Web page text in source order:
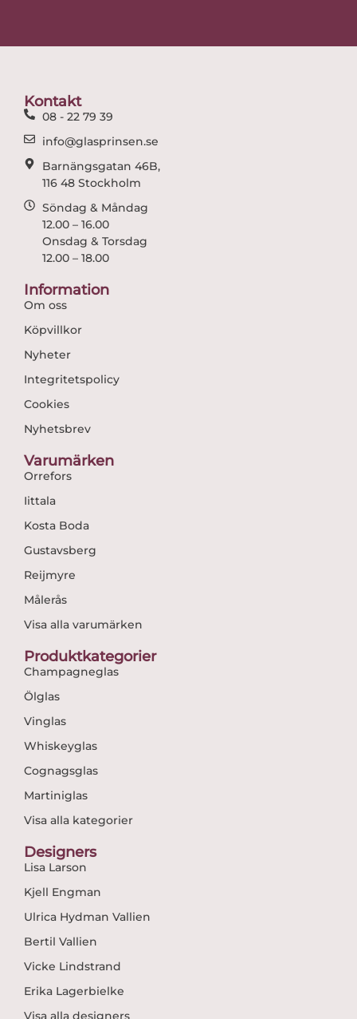
Kontakt
08 - 22 79 39
info@glasprinsen.se
Barnängsgatan 46B,
116 48 Stockholm
Söndag & Måndag
12.00 – 16.00
Onsdag & Torsdag
12.00 – 18.00
Information
Om oss
Köpvillkor
Nyheter
Integritetspolicy
Cookies
Nyhetsbrev
Varumärken
Orrefors
Iittala
Kosta Boda
Gustavsberg
Reijmyre
Målerås
Visa alla varumärken
Produktkategorier
Champagneglas
Ölglas
Vinglas
Whiskeyglas
Cognagsglas
Martiniglas
Visa alla kategorier
Designers
Lisa Larson
Kjell Engman
Ulrica Hydman Vallien
Bertil Vallien
Vicke Lindstrand
Erika Lagerbielke
Visa alla designers